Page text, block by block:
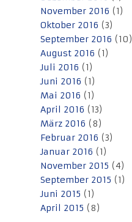
November 2016 (1)
Oktober 2016 (3)
September 2016 (10)
August 2016 (1)
Juli 2016 (1)
Juni 2016 (1)
Mai 2016 (1)
April 2016 (13)
März 2016 (8)
Februar 2016 (3)
Januar 2016 (1)
November 2015 (4)
September 2015 (1)
Juni 2015 (1)
April 2015 (8)